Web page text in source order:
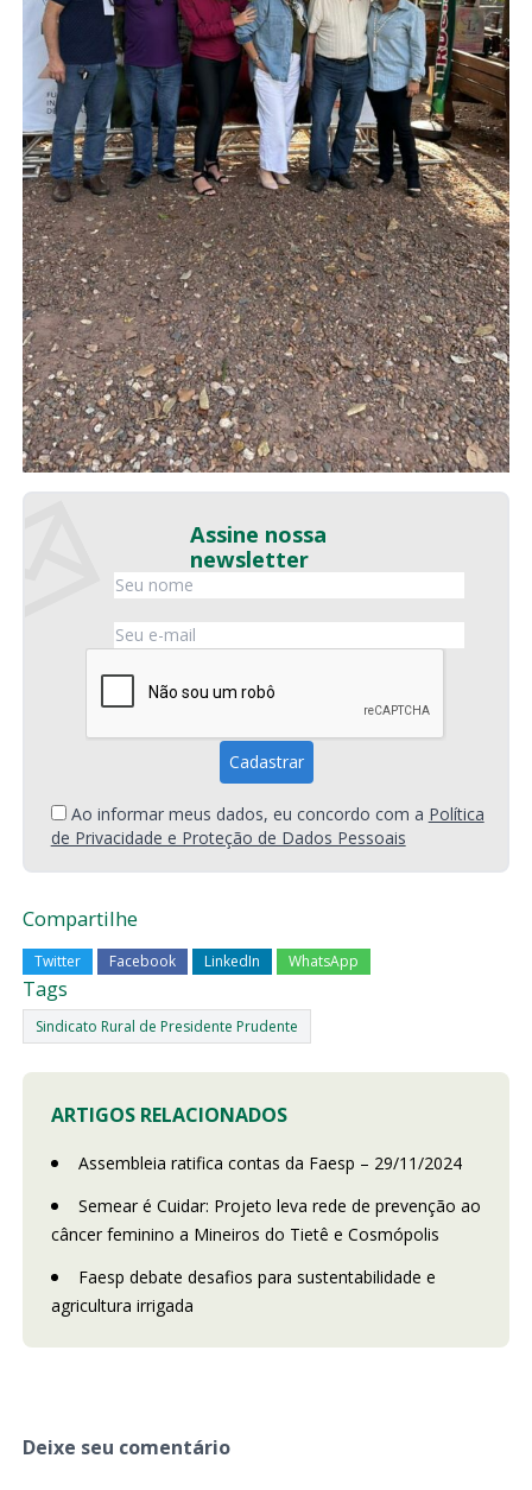
Assine nossa
newsletter
Ao informar meus dados, eu concordo com a Política
de Privacidade e Proteção de Dados Pessoais
Compartilhe
Twitter Facebook LinkedIn WhatsApp
Tags
Sindicato Rural de Presidente Prudente
ARTIGOS RELACIONADOS
Assembleia ratifica contas da Faesp – 29/11/2024
Semear é Cuidar: Projeto leva rede de prevenção ao
câncer feminino a Mineiros do Tietê e Cosmópolis
Faesp debate desafios para sustentabilidade e
agricultura irrigada
Deixe seu comentário